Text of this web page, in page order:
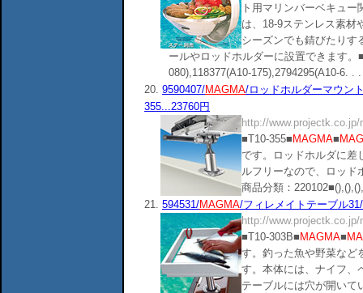
ト用マリンバーベキュ
は、18-9ステンレス素材
シーズンでも錆びたりす
ールやロッドホルダーに設置できます
080),118377(A10-175),2794295(A10-6. . .
20. 9590407/MAGMA/ロッドホルダーマウン
355...23760円
http://
■T10-355■ MAGMA■
です。ロッドホルダに差
ルフリーなので、ロッド
商品分類：
21. 594531/MAGMA/フィレメイトテーブル
http://
■T10-303B■ MAGMA■
す。釣った魚や野菜など
す。本体には、ナイフ、
テーブルには穴が開いて